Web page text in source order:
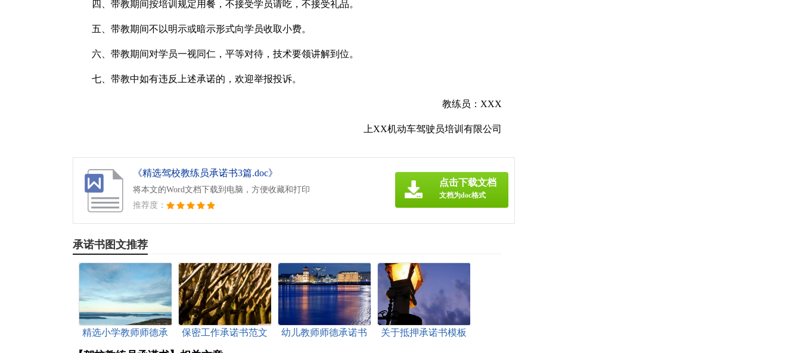
四、带教期间按培训规定用餐，不接受学员请吃，不接受礼品。
五、带教期间不以明示或暗示形式向学员收取小费。
六、带教期间对学员一视同仁，平等对待，技术要领讲解到位。
七、带教中如有违反上述承诺的，欢迎举报投诉。
教练员：XXX
上XX机动车驾驶员培训有限公司
《精选驾校教练员承诺书3篇.doc》
将本文的Word文档下载到电脑，方便收藏和打印
推荐度：
点击下载文档
文档为doc格式
承诺书图文推荐
精选小学教师师德承
保密工作承诺书范文
幼儿教师师德承诺书
关于抵押承诺书模板